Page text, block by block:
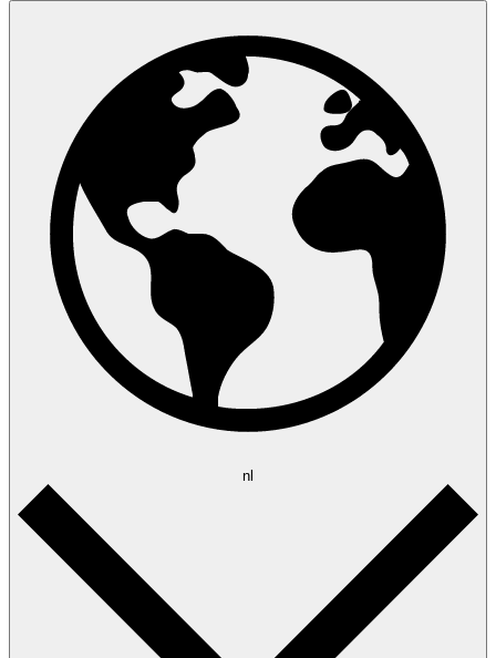
nl